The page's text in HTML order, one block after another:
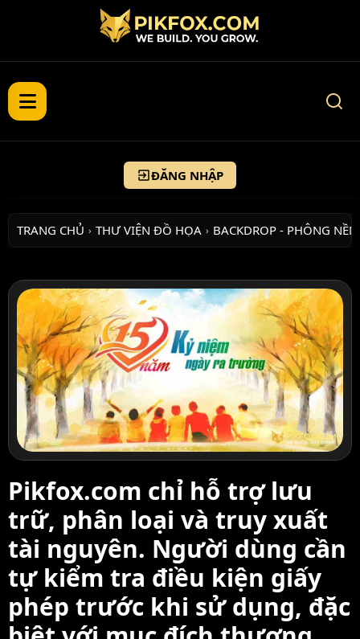
ĐĂNG NHẬP
TRANG CHỦ › THƯ VIỆN ĐỒ HỌA › BACKDROP - PHÔNG NỀN
Pikfox.com chỉ hỗ trợ lưu
trữ, phân loại và truy xuất
tài nguyên. Người dùng cần
tự kiểm tra điều kiện giấy
phép trước khi sử dụng, đặc